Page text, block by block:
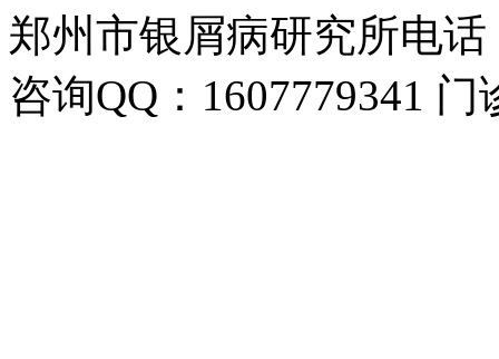
郑州市银屑病研究所电话
咨询QQ：1607779341